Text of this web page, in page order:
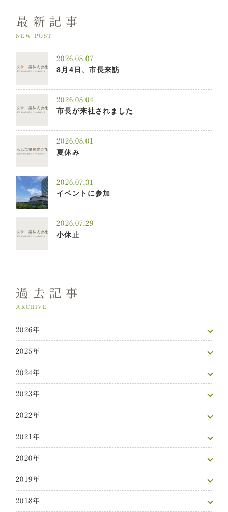
最新記事
NEW POST
2026.08.07
8月4日、市長来訪
2026.08.04
市長が来社されました
2026.08.01
夏休み
2026.07.31
イベントに参加
2026.07.29
小休止
過去記事
ARCHIVE
2026年
2025年
2024年
2023年
2022年
2021年
2020年
2019年
2018年